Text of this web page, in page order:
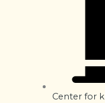
Center for